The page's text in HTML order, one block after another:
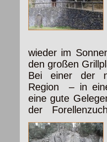
wieder im
den großen
Bei einer der
Region – in
eine gute
der